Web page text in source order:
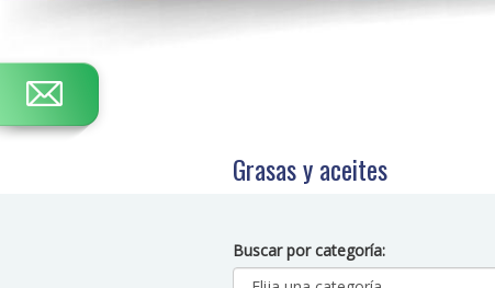
Grasas y aceites
Buscar por categoría: